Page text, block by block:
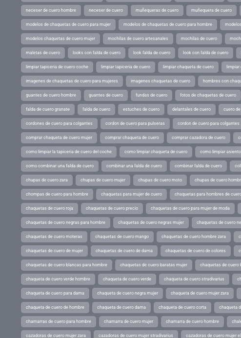
neceser de cuero hombre neceser de cuero muñequeras de cuero muñequera de cuero
modelos de chaquetas de cuero para mujer modelos de chaquetas de cuero para hombre
modelos chaquetas de cuero mujer mochilas de cuero artesanales mochilas de cuero
maletas de cuero looks con falda de cuero look falda de cuero look con falda de cuero
limpiar tapiceria de cuero coche limpiar tapiceria de cuero limpiar chaqueta de cuero limpiar
imagenes de chaquetas de cuero para mujeres imagenes chaquetas de cuero hombres con
guantes de cuero hombre guantes de cuero fundas de cuero fotos de chaquetas de cuero
falda de cuero granate falda de cuero estuches de cuero delantales de cuero cuero de
cordones de cuero para colgantes cordon de cuero para pulseras cordon de cuero para colgantes
comprar chaqueta de cuero mujer comprar chaqueta de cuero comprar cazadora de cuero
como limpiar la tapiceria de cuero del coche como limpiar chaqueta de cuero como limpiar
como combinar una falda de cuero combinar una falda de cuero combinar falda de cuero
chupas de cuero zara chupas de cuero mujer chupas de cuero moto chupas de cuero
chompas de cuero para hombre chaquetas para mujer de cuero chaquetas para hombres de
chaquetas de cuero roja chaquetas de cuero precio chaquetas de cuero para mujer de moda
chaquetas de cuero negras para hombre chaquetas de cuero negras mujer chaquetas de cuero
chaquetas de cuero moteras chaquetas de cuero mango chaquetas de cuero hombre zara
chaquetas de cuero de mujer chaquetas de cuero de dama chaquetas de cuero de colores
chaquetas de cuero blancas para hombre chaquetas de cuero baratas mujer chaquetas de cuero
chaqueta de cuero verde hombre chaqueta de cuero verde chaqueta de cuero stradivarius
chaqueta de cuero para dama chaqueta de cuero negra mujer chaqueta de cuero mujer zara
chaqueta de cuero de hombre chaqueta de cuero dama chaqueta de cuero corta chaqueta
chamarras de cuero para hombre chamarra de cuero mujer chamarra de cuero hombre
cazadoras de cuero mujer zara cazadoras de cuero mujer stradivarius cazadoras de cuero mujer